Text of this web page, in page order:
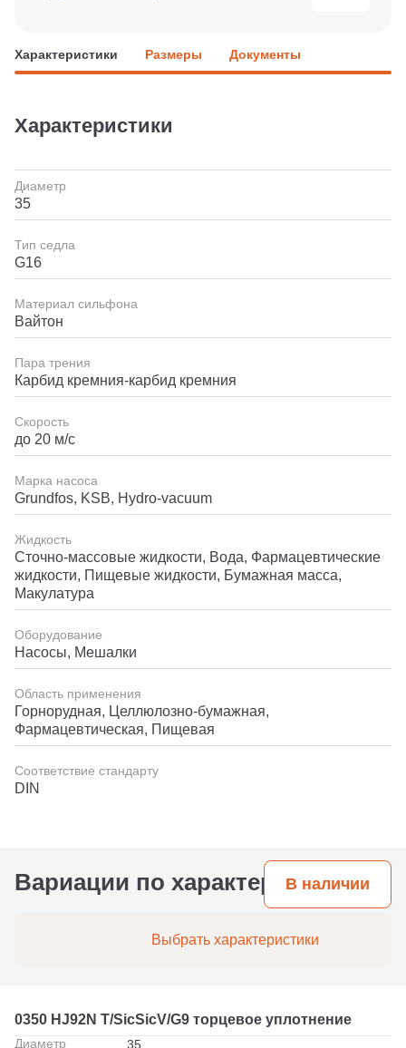
Характеристики Размеры Документы
Характеристики
Диаметр
35
Тип седла
G16
Материал сильфона
Вайтон
Пара трения
Карбид кремния-карбид кремния
Скорость
до 20 м/с
Марка насоса
Grundfos, KSB, Hydro-vacuum
Жидкость
Сточно-массовые жидкости, Вода, Фармацевтические
жидкости, Пищевые жидкости, Бумажная масса,
Макулатура
Оборудование
Насосы, Мешалки
Область применения
Горнорудная, Целлюлозно-бумажная,
Фармацевтическая, Пищевая
Соответствие стандарту
DIN
Вариации по характеристикам
В наличии
Выбрать характеристики
0350 HJ92N T/SicSicV/G9 торцевое уплотнение
Диаметр 35